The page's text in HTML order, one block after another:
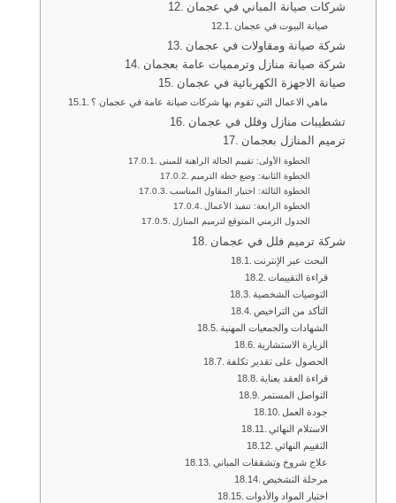
شركات صيانة المباني في عجمان
صيانة البيوت في عجمان
شركة صيانة ومقاولات في عجمان
شركة صيانة منازل وترمميات عامة بعجمان
صيانة الاجهزة الكهربائية في عجمان
ماهي الاعمال التي تقوم بها شركات صيانة عامة في عجمان ؟
تشطيبات منازل وفلل في عجمان
ترميم المنازل بعجمان
الخطوة الأولى: تقييم الحالة الراهنة للمبنى
الخطوة الثانية: وضع خطة الترميم
الخطوة الثالثة: اختيار المقاول المناسب
الخطوة الرابعة: تنفيذ الأعمال
الجدول الزمني المتوقع لترميم المنازل
شركة ترميم فلل في عجمان
البحث عبر الإنترنت
قراءة التقييمات
التوصيات الشخصية
التأكد من التراخيص
الشهادات والجمعيات المهنية
الزيارة الاستشارية
الحصول على تقدير تكلفة
قراءة العقد بعناية
التواصل المستمر
جودة العمل
الاستلام النهائي
التقييم النهائي
علاج شروخ وتشققات المباني
مرحلة التشخيص
اختيار المواد والأدوات